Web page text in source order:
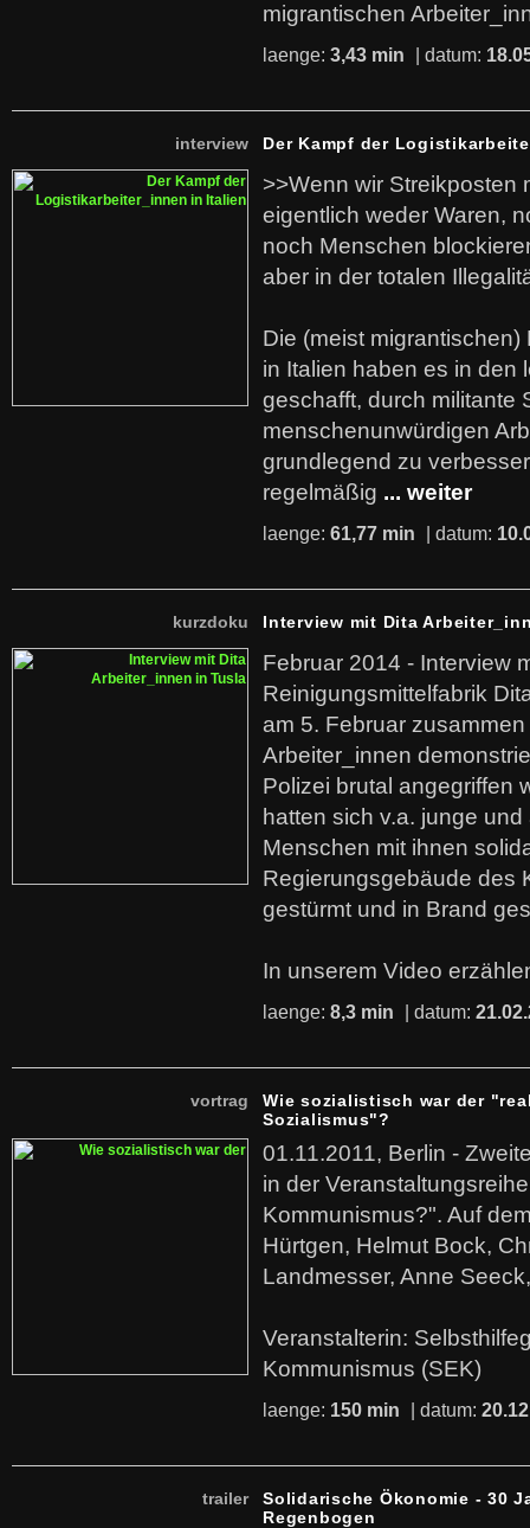
migrantischen
laenge: 3,43 min | datum:
interview Der Kampf der
>>Wenn wir Streikposten
eigentlich weder Waren,
noch Menschen
aber in der totalen
Die (meist
in Italien haben es in den
geschafft, durch militante
menschenunwürdigen
grundlegend zu
regelmäßig ... weiter
laenge: 61,77 min | datum:
kurzdoku Interview mit Dita
Februar 2014 - Interview
Reinigungsmittelfabrik
am 5. Februar
Arbeiter_innen
Polizei brutal angegriffen
hatten sich v.a. junge
Menschen mit ihnen
Regierungsgebäude des
gestürmt und in Brand
In unserem Video
laenge: 8,3 min | datum:
vortrag
Wie sozialistisch war der
Sozialismus"?
01.11.2011, Berlin -
in der
Kommunismus?". Auf
Hürtgen, Helmut Bock,
Landmesser, Anne
Veranstalterin:
Kommunismus (SEK)
laenge: 150 min | datum:
trailer
Solidarische Ökonomie - 30
Regenbogen